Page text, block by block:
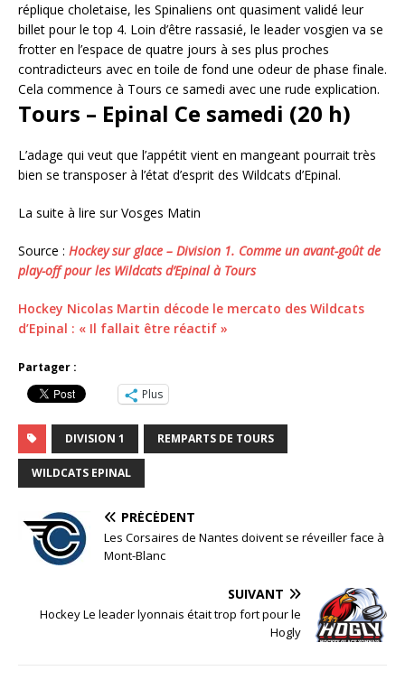
réplique choletaise, les Spinaliens ont quasiment validé leur
billet pour le top 4. Loin d’être rassasié, le leader vosgien va se
frotter en l’espace de quatre jours à ses plus proches
contradicteurs avec en toile de fond une odeur de phase finale.
Cela commence à Tours ce samedi avec une rude explication.
Tours – Epinal Ce samedi (20 h)
L’adage qui veut que l’appétit vient en mangeant pourrait très
bien se transposer à l’état d’esprit des Wildcats d’Epinal.
La suite à lire sur Vosges Matin
Source : Hockey sur glace – Division 1. Comme un avant-goût de
play-off pour les Wildcats d’Epinal à Tours
Hockey Nicolas Martin décode le mercato des Wildcats
d’Epinal : « Il fallait être réactif »
Partager :
Plus
DIVISION 1 REMPARTS DE TOURS
WILDCATS EPINAL
PRÉCÉDENT
Les Corsaires de Nantes doivent se réveiller face à
Mont-Blanc
SUIVANT
Hockey Le leader lyonnais était trop fort pour le
Hogly